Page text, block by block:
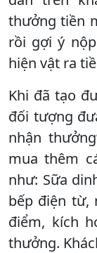
thưởng tiền
rồi gợi ý
hiện vật ra
Khi đã tạo
đối tượng
nhận
mua thêm
như: Sữa
bếp điện từ,
điểm, kích
thưởng.